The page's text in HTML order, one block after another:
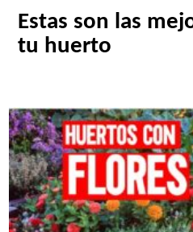
Estas son las
tu huerto